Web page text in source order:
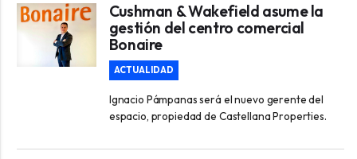
Cushman & Wakefield asume la
gestión del centro comercial
Bonaire
ACTUALIDAD
Ignacio Pámpanas será el nuevo gerente del
espacio, propiedad de Castellana Properties.